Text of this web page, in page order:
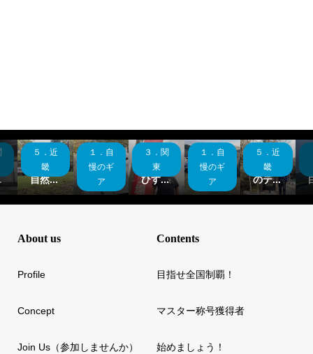
関
県
！
...
１．自
慢のギ
ア
ギア紹
介 パ
ップ...
５．近
畿
大阪制
覇！杜
のテ...
４．中
石川県
制覇！
白山...
４．中
部
福井県
制覇！
金華...
６．中
国四国
島根県
制覇！
ふる...
About us
Profile
Concept
Join Us（参加しませんか）
Contents
目指せ全国制覇！
マスター称号獲得者
始めましょう！